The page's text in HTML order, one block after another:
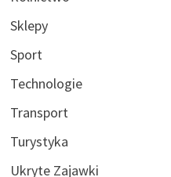
Sklepy
Sport
Technologie
Transport
Turystyka
Ukryte Zajawki